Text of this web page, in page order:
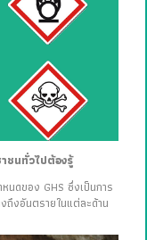
ชนทั่วไปต้องรู้
ดของ GHS ซึ่งเป็นการ
ถึงอันตรายในแต่ละด้าน